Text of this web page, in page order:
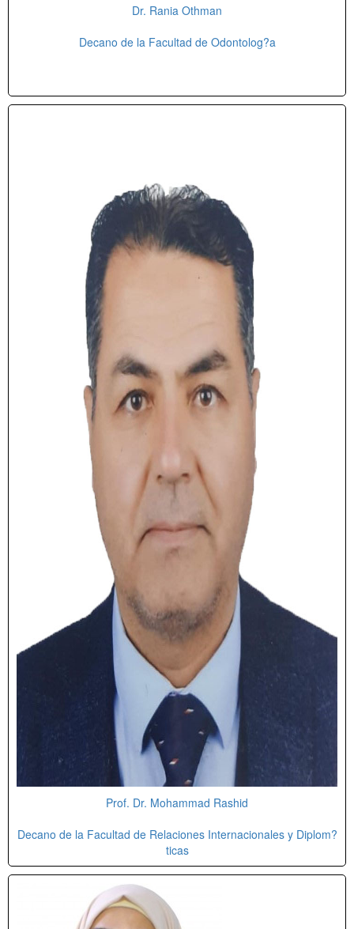
Dr. Rania Othman
Decano de la Facultad de Odontolog?a
Prof. Dr. Mohammad Rashid
Decano de la Facultad de Relaciones Internacionales y Diplom?
ticas